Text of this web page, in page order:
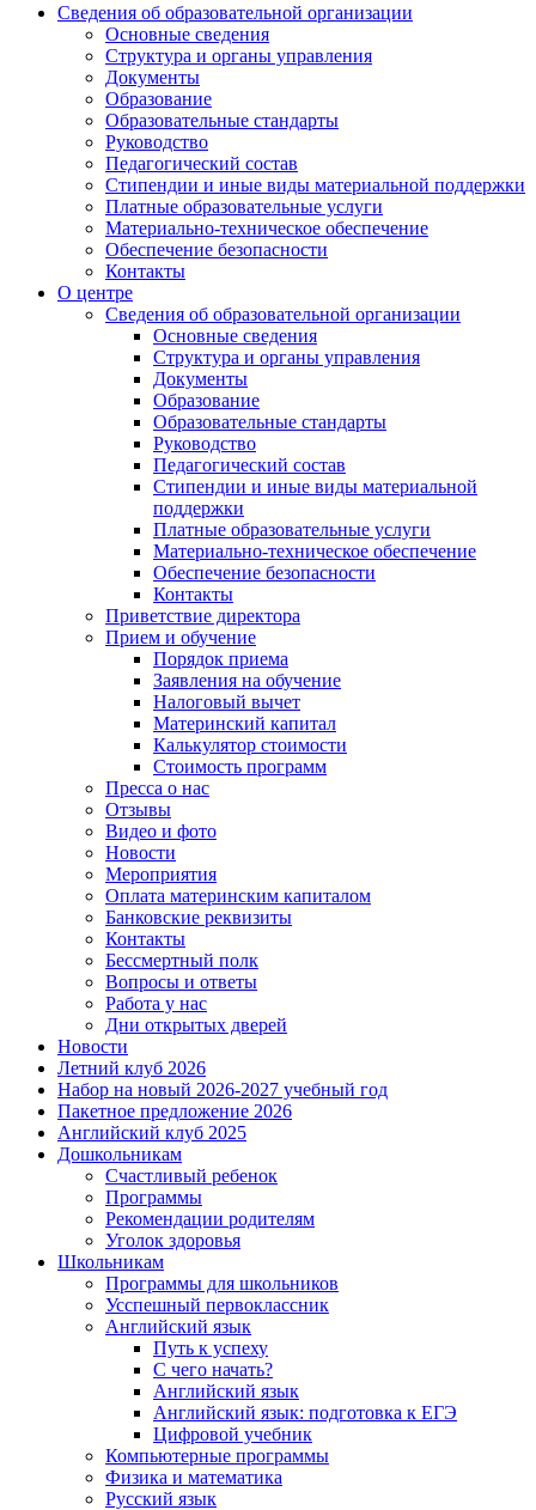
Сведения об образовательной организации
Основные сведения
Структура и органы управления
Документы
Образование
Образовательные стандарты
Руководство
Педагогический состав
Стипендии и иные виды материальной поддержки
Платные образовательные услуги
Материально-техническое обеспечение
Обеспечение безопасности
Контакты
О центре
Сведения об образовательной организации
Основные сведения
Структура и органы управления
Документы
Образование
Образовательные стандарты
Руководство
Педагогический состав
Стипендии и иные виды материальной
поддержки
Платные образовательные услуги
Материально-техническое обеспечение
Обеспечение безопасности
Контакты
Приветствие директора
Прием и обучение
Порядок приема
Заявления на обучение
Налоговый вычет
Материнский капитал
Калькулятор стоимости
Стоимость программ
Пресса о нас
Отзывы
Видео и фото
Новости
Мероприятия
Оплата материнским капиталом
Банковские реквизиты
Контакты
Бессмертный полк
Вопросы и ответы
Работа у нас
Дни открытых дверей
Новости
Летний клуб 2026
Набор на новый 2026-2027 учебный год
Пакетное предложение 2026
Английский клуб 2025
Дошкольникам
Счастливый ребенок
Программы
Рекомендации родителям
Уголок здоровья
Школьникам
Программы для школьников
Усспешный первоклассник
Английский язык
Путь к успеху
С чего начать?
Английский язык
Английский язык: подготовка к ЕГЭ
Цифровой учебник
Компьютерные программы
Физика и математика
Русский язык